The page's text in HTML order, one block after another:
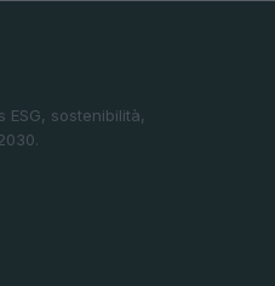
sostenibilità,